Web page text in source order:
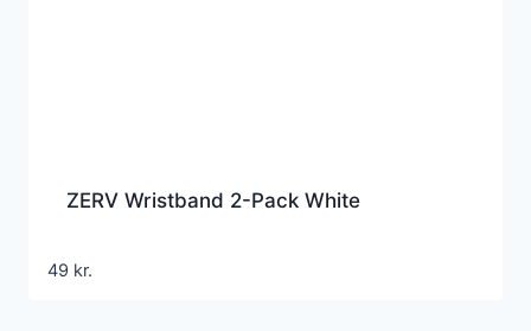
ZERV Wristband 2-Pack White
49 kr.